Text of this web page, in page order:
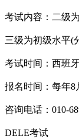
考试内容：二级
三级为初级水平(
考试时间：西班
报名时间：每年8
咨询电话：010-
DELE考试